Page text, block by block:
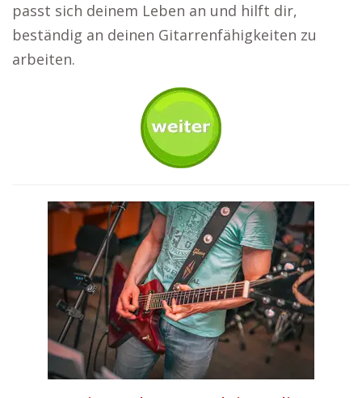
passt sich deinem Leben an und hilft dir,
beständig an deinen Gitarrenfähigkeiten zu
arbeiten.